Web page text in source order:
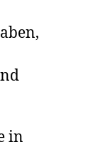
in